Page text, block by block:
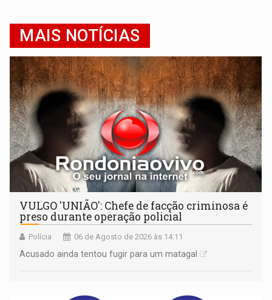
MAIS NOTÍCIAS
VULGO 'UNIÃO': Chefe de facção criminosa é
preso durante operação policial
Polícia 06 de Agosto de 2026 às 14:11
Acusado ainda tentou fugir para um matagal